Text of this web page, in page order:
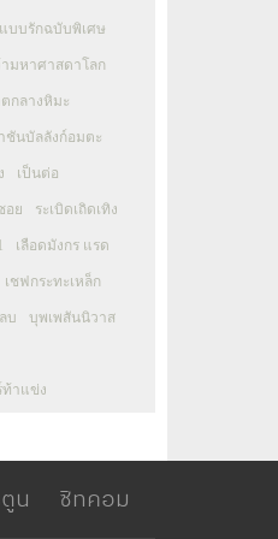
บบรักฉบับพิเศษ
มหาศาสดาโลก
กลางหิมะ
ชันบัลลังก์อมตะ
เป็นต่อ
อย ระเบิดเถิดเทิง
เลือดมังกร แรด
เชฟกระทะเหล็ก
บ บุพเพสันนิวาส
ท้าแข่ง
น ซิทคอม